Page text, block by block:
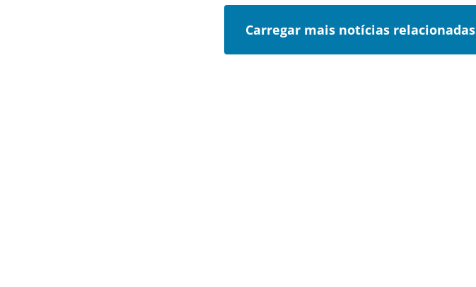
Carregar mais notícias relacionadas